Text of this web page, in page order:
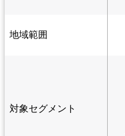
地域範囲
対象セグメント